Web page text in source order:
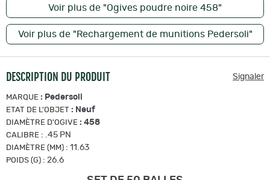
Voir plus de "Ogives poudre noire 458"
Voir plus de "Rechargement de munitions Pedersoli"
DESCRIPTION DU PRODUIT Signaler
MARQUE : Pedersoli
ETAT DE L'OBJET : Neuf
DIAMÈTRE D'OGIVE : 458
CALIBRE : .45 PN
DIAMÈTRE (MM) : 11.63
POIDS (G) : 26.6